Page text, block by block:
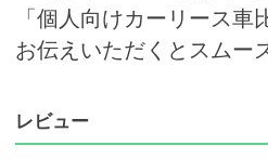
「個人向けカーリース車
お伝えいただくとスムー
レビュー